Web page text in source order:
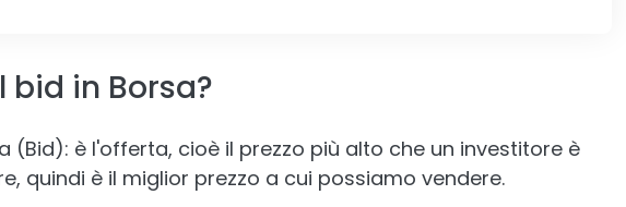
bid in Borsa?
(Bid): è l'offerta, cioè il prezzo più alto che un investitore è
quindi è il miglior prezzo a cui possiamo vendere.